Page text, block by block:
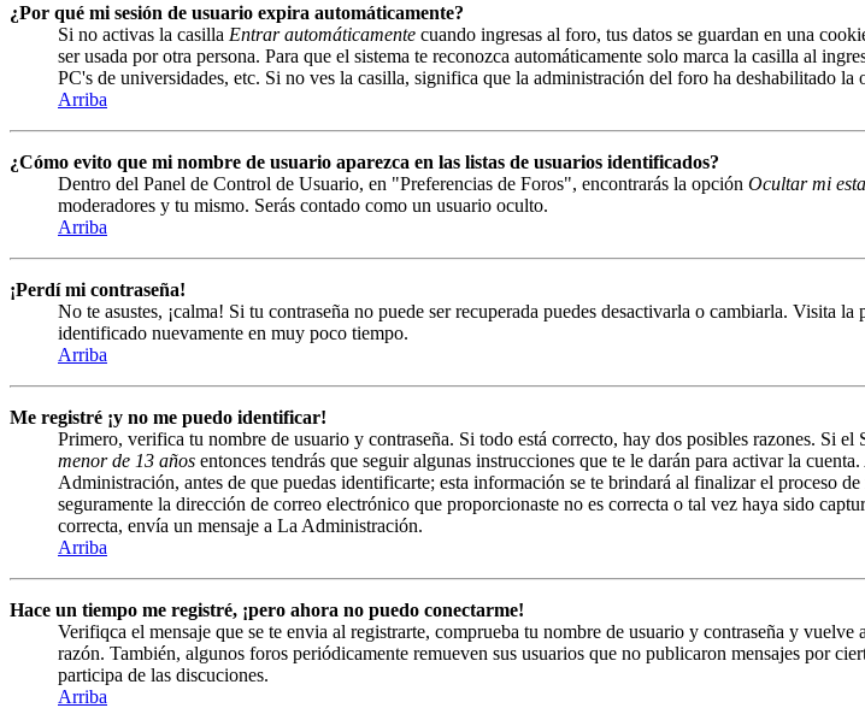
¿Por qué mi sesión de usuario expira automáticamente?
Si no activas la casilla Entrar automáticamente cuando ingresas al foro, tus datos se guardan en una
ser usada por otra persona. Para que el sistema te reconozca automáticamente solo marca la casilla al
PC's de universidades, etc. Si no ves la casilla, significa que la administración del foro ha deshabilitado la
Arriba
¿Cómo evito que mi nombre de usuario aparezca en las listas de usuarios identificados?
Dentro del Panel de Control de Usuario, en "Preferencias de Foros", encontrarás la opción Ocultar mi
moderadores y tu mismo. Serás contado como un usuario oculto.
Arriba
¡Perdí mi contraseña!
No te asustes, ¡calma! Si tu contraseña no puede ser recuperada puedes desactivarla o cambiarla. Visita
identificado nuevamente en muy poco tiempo.
Arriba
Me registré ¡y no me puedo identificar!
Primero, verifica tu nombre de usuario y contraseña. Si todo está correcto, hay dos posibles razones. Si
menor de 13 años entonces tendrás que seguir algunas instrucciones que te le darán para activar la
Administración, antes de que puedas identificarte; esta información se te brindará al finalizar el proceso
seguramente la dirección de correo electrónico que proporcionaste no es correcta o tal vez haya sido
correcta, envía un mensaje a La Administración.
Arriba
Hace un tiempo me registré, ¡pero ahora no puedo conectarme!
Verifiqca el mensaje que se te envia al registrarte, comprueba tu nombre de usuario y contraseña y
razón. También, algunos foros periódicamente remueven sus usuarios que no publicaron mensajes por
participa de las discuciones.
Arriba